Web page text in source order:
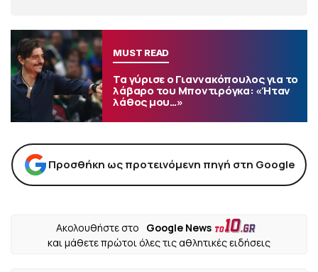
MUST READ
Τα γύρισε ο Γιαννακόπουλος για το
λάβαρο του Μποντιρόγκα: «Ήταν
λάθος μου…»
Προσθήκη ως προτεινόμενη πηγή στη Google
Ακολουθήστε στο
Google News
και μάθετε πρώτοι όλες τις αθλητικές ειδήσεις